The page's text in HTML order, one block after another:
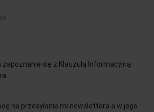
się z Klauzulą Informacyjną
na przesyłanie mi newslettera a w jego